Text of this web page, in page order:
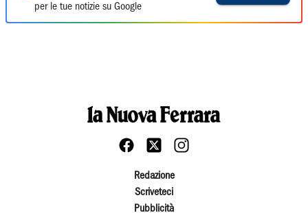
per le tue notizie su Google
Redazione
Scriveteci
Pubblicità